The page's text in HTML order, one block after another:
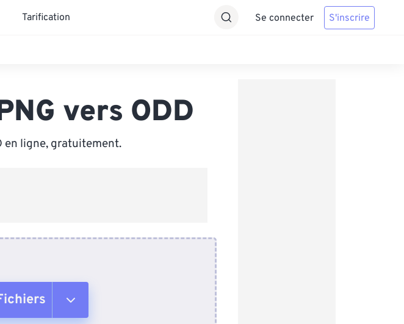
Tarification Se connecter S'inscrire
vers ODD
en ligne, gratuitement.